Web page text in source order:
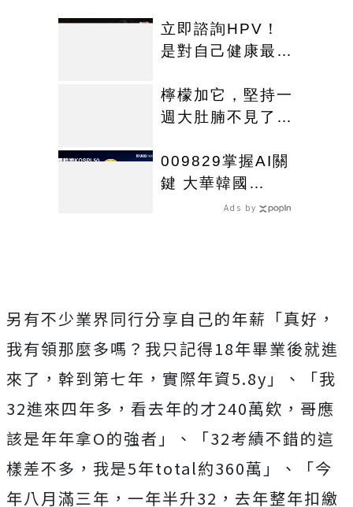
立即諮詢HPV！
是對自己健康最好
不嫌晚！
檸檬加它，堅持一
週大肚腩不見了，
009829掌握AI關
鍵 大華韓國
KOSPI 50今強勢
Ads by
另有不少業界同行分享自己的年薪「真好，
我有領那麼多嗎？我只記得18年畢業後就進
來了，幹到第七年，實際年資5.8y」、
「我
32進來四年多，看去年的才240萬欸，哥應
該是年年拿O的強者」、「32考績不錯的這
樣差不多，我是5年total約360萬」、「今
年八月滿三年，一年半升32，去年整年扣繳